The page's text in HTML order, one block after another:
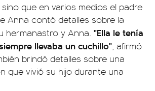
que en varios medios el padre
Anna contó detalles sobre la
hermanastro y Anna. "Ella le tenía
llevaba un cuchillo", afirmó
brindó detalles sobre una
que vivió su hijo durante una